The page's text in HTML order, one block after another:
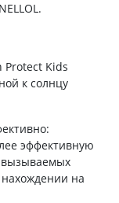
Kids
к солнцу
эффективную
вызываемых
на